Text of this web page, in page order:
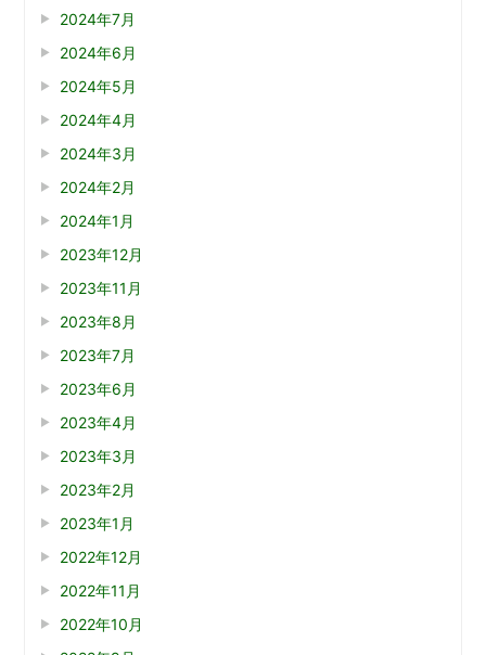
2024年7月
2024年6月
2024年5月
2024年4月
2024年3月
2024年2月
2024年1月
2023年12月
2023年11月
2023年8月
2023年7月
2023年6月
2023年4月
2023年3月
2023年2月
2023年1月
2022年12月
2022年11月
2022年10月